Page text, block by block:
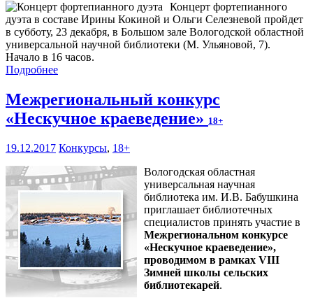
Концерт фортепианного
дуэта в составе Ирины Кокиной и Ольги Селезневой пройдет
в субботу, 23 декабря, в Большом зале Вологодской областной
универсальной научной библиотеки (М. Ульяновой, 7).
Начало в 16 часов.
Подробнее
Межрегиональный конкурс
«Нескучное краеведение» 18+
19.12.2017 Конкурсы, 18+
Вологодская областная
универсальная научная
библиотека им. И.В. Бабушкина
приглашает библиотечных
специалистов принять участие в
Межрегиональном конкурсе
«Нескучное краеведение»,
проводимом в рамках VIII
Зимней школы сельских
библиотекарей.